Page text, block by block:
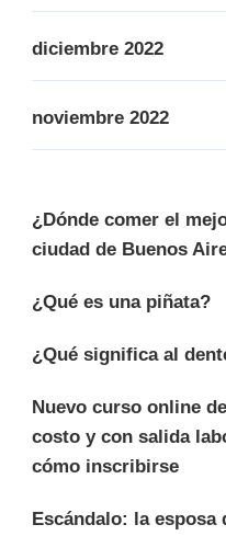
diciembre 2022
noviembre 2022
¿Dónde comer el
ciudad de Buenos
¿Qué es una piñata?
¿Qué significa al
Nuevo curso online
costo y con salida
cómo inscribirse
Escándalo: la esposa